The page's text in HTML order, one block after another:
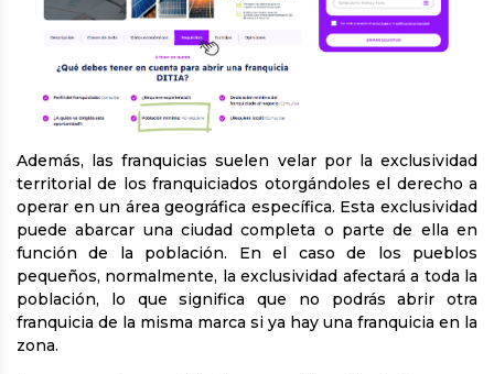
Además, las franquicias suelen velar por la exclusividad
territorial de los franquiciados otorgándoles el derecho a
operar en un área geográfica específica. Esta exclusividad
puede abarcar una ciudad completa o parte de ella en
función de la población. En el caso de los pueblos
pequeños, normalmente, la exclusividad afectará a toda la
población, lo que significa que no podrás abrir otra
franquicia de la misma marca si ya hay una franquicia en la
zona.